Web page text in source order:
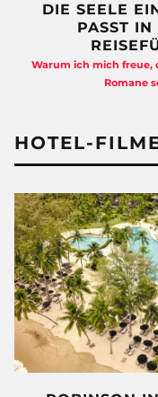
DIE SEELE
PASST IN
Warum ich mich freue,
Romane
HOTEL-